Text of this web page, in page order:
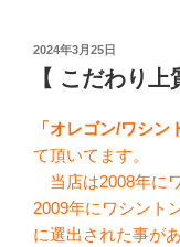
投
日:
2024年3月25日
【 こだわり上
「オレゴン/ワシン
て頂いてます。
当店は2008年に
2009年にワシント
に選出された事が